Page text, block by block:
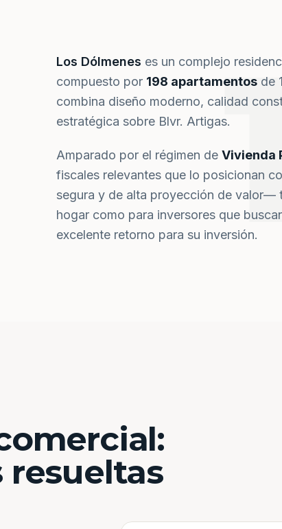
Los Dólmenes es un complejo
compuesto por 198 apartamentos de
combina diseño moderno, calidad
estratégica sobre Blvr. Artigas.
Amparado por el régimen de Vivienda
fiscales relevantes que lo posicionan
segura y de alta proyección de valor—
hogar como para inversores que
excelente retorno para su inversión.
resueltas